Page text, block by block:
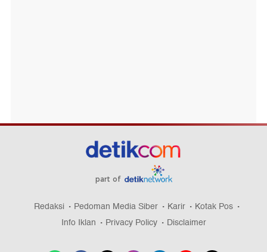
part of
Redaksi Pedoman Media Siber Karir
Kotak Pos
Info Iklan
Privacy Policy Disclaimer